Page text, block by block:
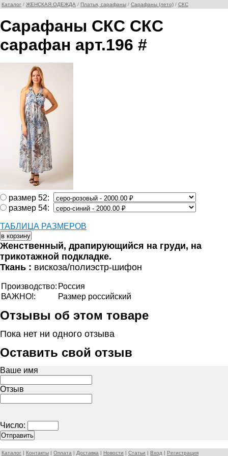
Каталог / ЖЕНСКАЯ ОДЕЖДА / Платья, сарафаны / Сарафаны (лето) / СКС
Сарафаны СКС СКС
сарафан арт.196 #
размер 52:
размер 54:
ТАБЛИЦА РАЗМЕРОВ
Женственный, драпирующийся на груди, на
трикотажной подкладке.
Ткань : вискоза/полиэстр-шифон
Производство: Россия
ВАЖНО!:
Размер российский
Отзывы об этом товаре
Пока нет ни одного отзыва
Оставить свой отзыв
Ваше имя
Отзыв
Число:
Каталог | Контакты | Оплата | Доставка | Новости | Статьи | Вход | Регистрация